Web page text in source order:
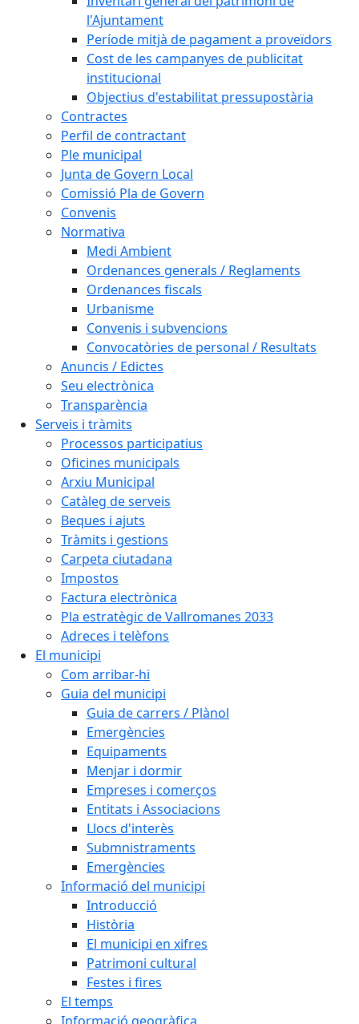
l'Ajuntament
Període mitjà de pagament a proveïdors
Cost de les campanyes de publicitat
institucional
Objectius d'estabilitat pressupostària
Contractes
Perfil de contractant
Ple municipal
Junta de Govern Local
Comissió Pla de Govern
Convenis
Normativa
Medi Ambient
Ordenances generals / Reglaments
Ordenances fiscals
Urbanisme
Convenis i subvencions
Convocatòries de personal / Resultats
Anuncis / Edictes
Seu electrònica
Transparència
Serveis i tràmits
Processos participatius
Oficines municipals
Arxiu Municipal
Catàleg de serveis
Beques i ajuts
Tràmits i gestions
Carpeta ciutadana
Impostos
Factura electrònica
Pla estratègic de Vallromanes 2033
Adreces i telèfons
El municipi
Com arribar-hi
Guia del municipi
Guia de carrers / Plànol
Emergències
Equipaments
Menjar i dormir
Empreses i comerços
Entitats i Associacions
Llocs d'interès
Submnistraments
Emergències
Informació del municipi
Introducció
Història
El municipi en xifres
Patrimoni cultural
Festes i fires
El temps